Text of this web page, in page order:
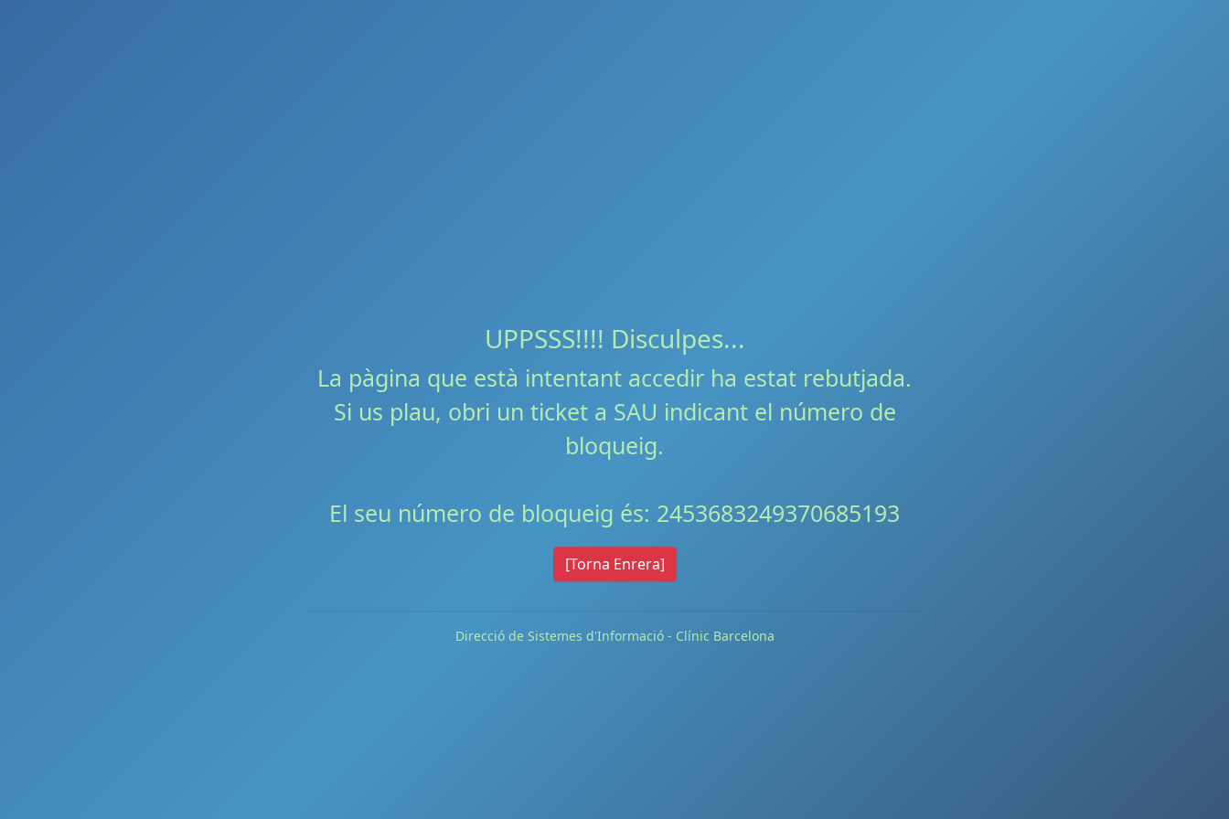
UPPSSS!!!! Disculpes...
La pàgina que està intentant accedir ha estat rebutjada.
Si us plau, obri un ticket a SAU indicant el número de
bloqueig.
El seu número de bloqueig és: 2453683249370685193
[Torna Enrera]
Direcció de Sistemes d'Informació - Clínic Barcelona